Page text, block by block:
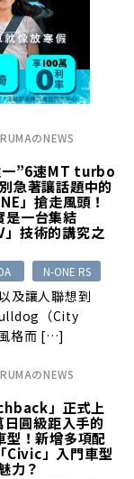
のNEWS
一”6速MT turbo
急著讓話題中的
」搶走風頭！
是一台集結
」技術的講究之
N-ONE RS
及讓人聯想到
（City
格而 […]
のNEWS
」正式上
圓級距入手的
型！新增多項配
Civic」入門車型
力？